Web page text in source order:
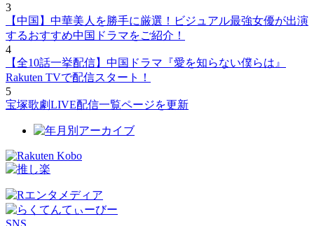
3
【中国】中華美人を勝手に厳選！ビジュアル最強女優が出演
するおすすめ中国ドラマをご紹介！
4
【全10話一挙配信】中国ドラマ『愛を知らない僕らは』
Rakuten TVで配信スタート！
5
宝塚歌劇LIVE配信一覧ページを更新
SNS